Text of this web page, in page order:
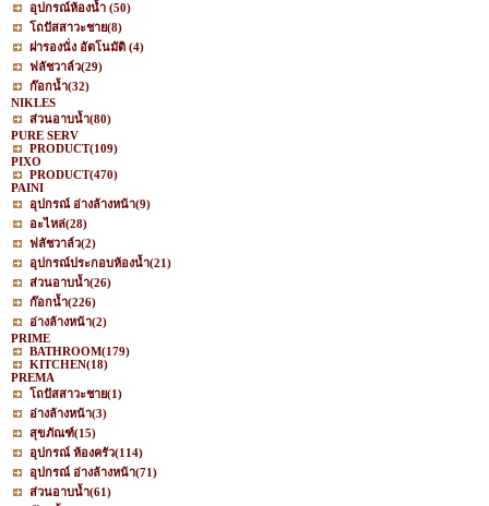
อุปกรณ์ห้องน้ำ (50)
โถปัสสาวะชาย(8)
ฝารองนั่ง อัตโนมัติ (4)
ฟลัชวาล์ว(29)
ก๊อกน้ำ(32)
NIKLES
ส่วนอาบน้ำ(80)
PURE SERV
PRODUCT(109)
PIXO
PRODUCT(470)
PAINI
อุปกรณ์ อ่างล้างหน้า(9)
อะไหล่(28)
ฟลัชวาล์ว(2)
อุปกรณ์ประกอบห้องน้ำ(21)
ส่วนอาบน้ำ(26)
ก๊อกน้ำ(226)
อ่างล้างหน้า(2)
PRIME
BATHROOM(179)
KITCHEN(18)
PREMA
โถปัสสาวะชาย(1)
อ่างล้างหน้า(3)
สุขภัณฑ์(15)
อุปกรณ์ ห้องครัว(114)
อุปกรณ์ อ่างล้างหน้า(71)
ส่วนอาบน้ำ(61)